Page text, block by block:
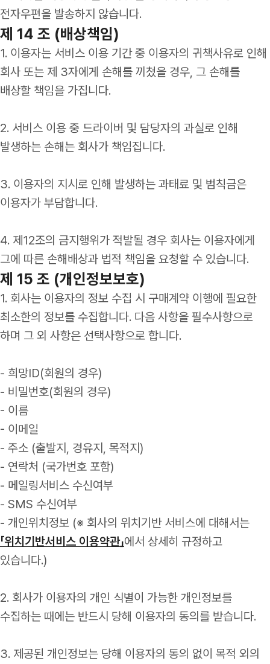
전자우편을 발송하지 않습니다.
제 14 조 (배상책임)
1. 이용자는 서비스 이용 기간 중 이용자의 귀책사유로 인해
회사 또는 제 3자에게 손해를 끼쳤을 경우, 그 손해를
배상할 책임을 가집니다.
2. 서비스 이용 중 드라이버 및 담당자의 과실로 인해
발생하는 손해는 회사가 책임집니다.
3. 이용자의 지시로 인해 발생하는 과태료 및 범칙금은
이용자가 부담합니다.
4. 제12조의 금지행위가 적발될 경우 회사는 이용자에게
그에 따른 손해배상과 법적 책임을 요청할 수 있습니다.
제 15 조 (개인정보보호)
1. 회사는 이용자의 정보 수집 시 구매계약 이행에 필요한
최소한의 정보를 수집합니다. 다음 사항을 필수사항으로
하며 그 외 사항은 선택사항으로 합니다.
- 희망ID(회원의 경우)
- 비밀번호(회원의 경우)
- 이름
- 이메일
- 주소 (출발지, 경유지, 목적지)
- 연락처 (국가번호 포함)
- 메일링서비스 수신여부
- SMS 수신여부
- 개인위치정보 (※ 회사의 위치기반 서비스에 대해서는
「위치기반서비스 이용약관」에서 상세히 규정하고
있습니다.)
2. 회사가 이용자의 개인 식별이 가능한 개인정보를
수집하는 때에는 반드시 당해 이용자의 동의를 받습니다.
3. 제공된 개인정보는 당해 이용자의 동의 없이 목적 외의